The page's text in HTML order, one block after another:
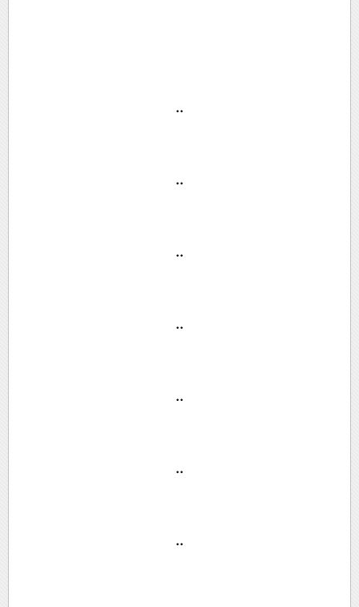
..
..
..
..
..
..
..